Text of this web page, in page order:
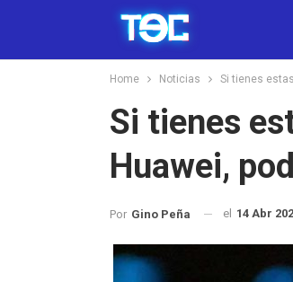
Home Noticias Si tienes
Si tienes
Huawei,
Por Gino Peña el 14 Abr